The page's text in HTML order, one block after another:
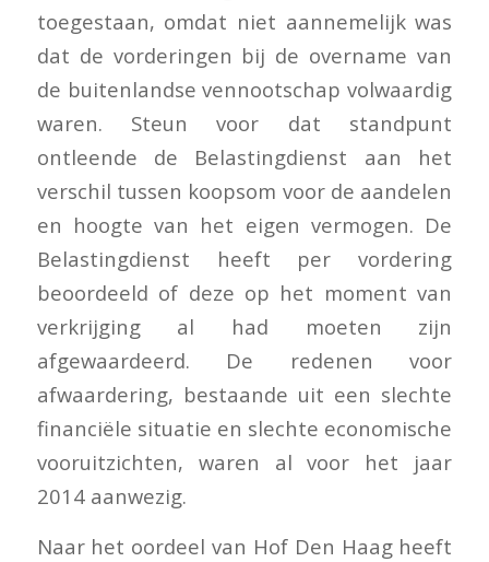
toegestaan, omdat niet aannemelijk was
dat de vorderingen bij de overname van
de buitenlandse vennootschap volwaardig
waren. Steun voor dat standpunt
ontleende de Belastingdienst aan het
verschil tussen koopsom voor de aandelen
en hoogte van het eigen vermogen. De
Belastingdienst heeft per vordering
beoordeeld of deze op het moment van
verkrijging al had moeten zijn
afgewaardeerd. De redenen voor
afwaardering, bestaande uit een slechte
financiële situatie en slechte economische
vooruitzichten, waren al voor het jaar
2014 aanwezig.
Naar het oordeel van Hof Den Haag heeft